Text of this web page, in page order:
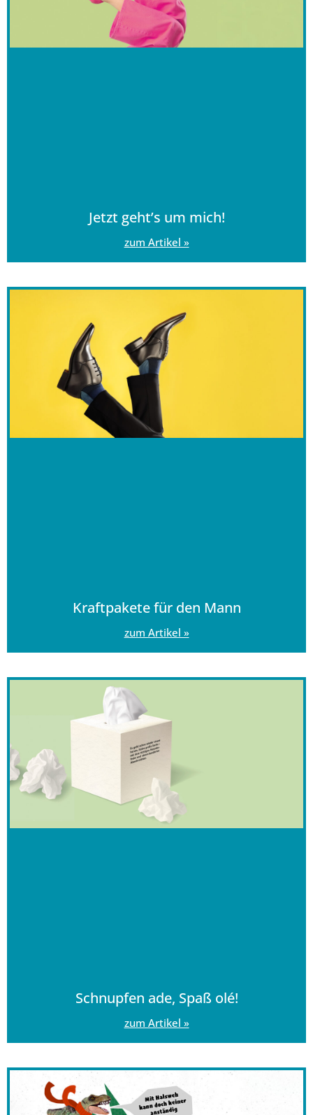
Jetzt geht’s um mich!
zum Artikel »
Kraftpakete für den Mann
zum Artikel »
Schnupfen ade, Spaß olé!
zum Artikel »